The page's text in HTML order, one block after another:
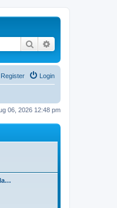
Search
Login
Register
06, 2026 12:48 pm